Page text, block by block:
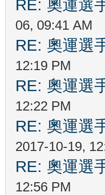
RE: 奧運選
06, 09:41 AM
RE: 奧運選
12:19 PM
RE: 奧運選
12:22 PM
RE: 奧運選
2017-10-19,
RE: 奧運選
12:56 PM